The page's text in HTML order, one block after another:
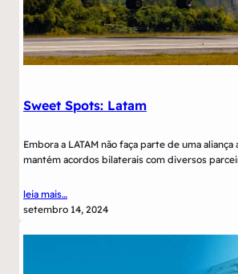
Sweet Spots: Latam
Embora a LATAM não faça parte de uma
mantém acordos bilaterais com diversos
leia mais…
setembro 14, 2024